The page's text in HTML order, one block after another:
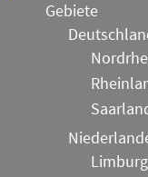
Gebiete
Limburg